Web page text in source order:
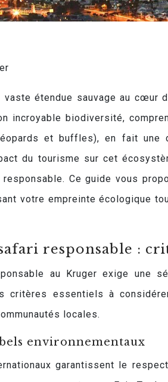
vaste étendue sauvage au cœur
incroyable biodiversité,
et buffles), en fait
du tourisme sur cet
Ce guide vous
votre empreinte écologique
responsable :
au Kruger exige une
critères essentiels à
locales.
environnementaux
garantissent le